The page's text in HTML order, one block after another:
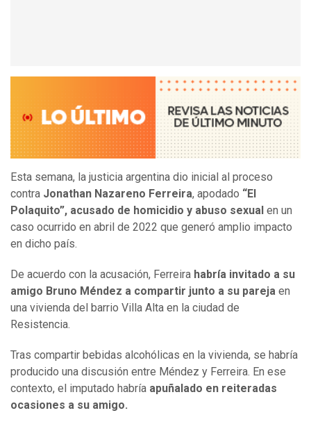
Esta semana, la justicia argentina dio inicial al proceso
contra Jonathan Nazareno Ferreira, apodado “El
Polaquito”, acusado de homicidio y abuso sexual en un
caso ocurrido en abril de 2022 que generó amplio impacto
en dicho país.
De acuerdo con la acusación, Ferreira habría invitado a su
amigo Bruno Méndez a compartir junto a su pareja en
una vivienda del barrio Villa Alta en la ciudad de
Resistencia.
Tras compartir bebidas alcohólicas en la vivienda, se habría
producido una discusión entre Méndez y Ferreira. En ese
contexto, el imputado habría apuñalado en reiteradas
ocasiones a su amigo.